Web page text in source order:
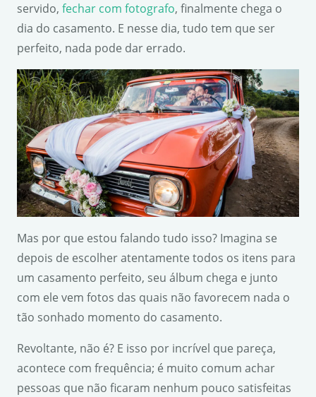
servido, fechar com fotografo, finalmente chega o
dia do casamento. E nesse dia, tudo tem que ser
perfeito, nada pode dar errado.
Mas por que estou falando tudo isso? Imagina se
depois de escolher atentamente todos os itens para
um casamento perfeito, seu álbum chega e junto
com ele vem fotos das quais não favorecem nada o
tão sonhado momento do casamento.
Revoltante, não é? E isso por incrível que pareça,
acontece com frequência; é muito comum achar
pessoas que não ficaram nenhum pouco satisfeitas